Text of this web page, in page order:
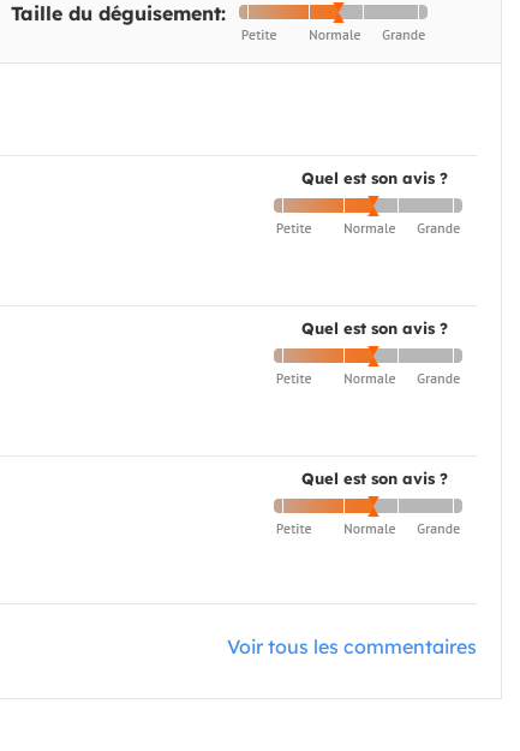
Taille du déguisement:
Quel est son avis ?
Quel est son avis ?
Quel est son avis ?
Voir tous les commentaires